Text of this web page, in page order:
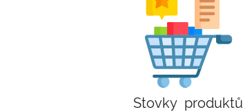
Stovky produktů